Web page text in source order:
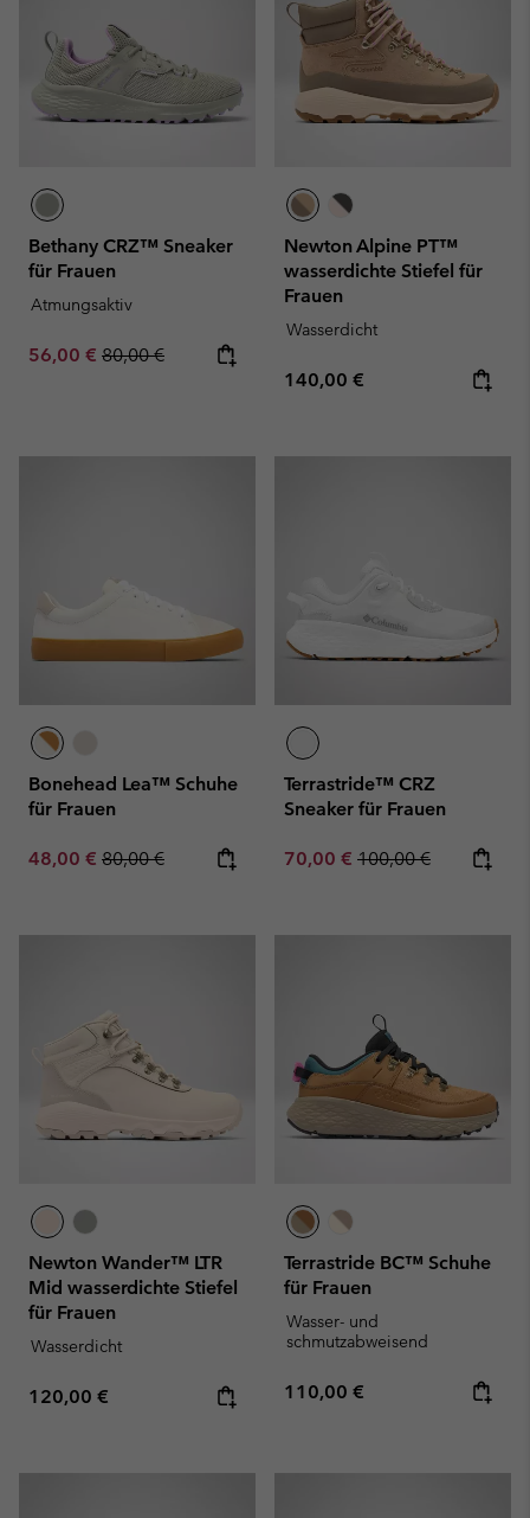
Bethany CRZ™ Sneaker
für Frauen
Atmungsaktiv
Sale price:
56,00 € Regular price:
80,00 €
Newton Alpine PT™
wasserdichte Stiefel für
Frauen
Wasserdicht
Regular price:
140,00 €
Bonehead Lea™ Schuhe
für Frauen
Sale price:
48,00 € Regular price:
80,00 €
Terrastride™ CRZ
Sneaker für Frauen
Sale price:
70,00 € Regular price:
100,00 €
Newton Wander™ LTR
Mid wasserdichte Stiefel
für Frauen
Wasserdicht
Regular price:
120,00 €
Terrastride BC™ Schuhe
für Frauen
Wasser- und
schmutzabweisend
Regular price:
110,00 €